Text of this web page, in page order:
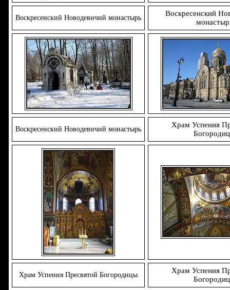
Воскресенский Новодевичий монастырь
Воскресенский
Воскресенский Новодевичий монастырь
Храм Успения
Храм Успения Пресвятой Богородицы
Храм Успения